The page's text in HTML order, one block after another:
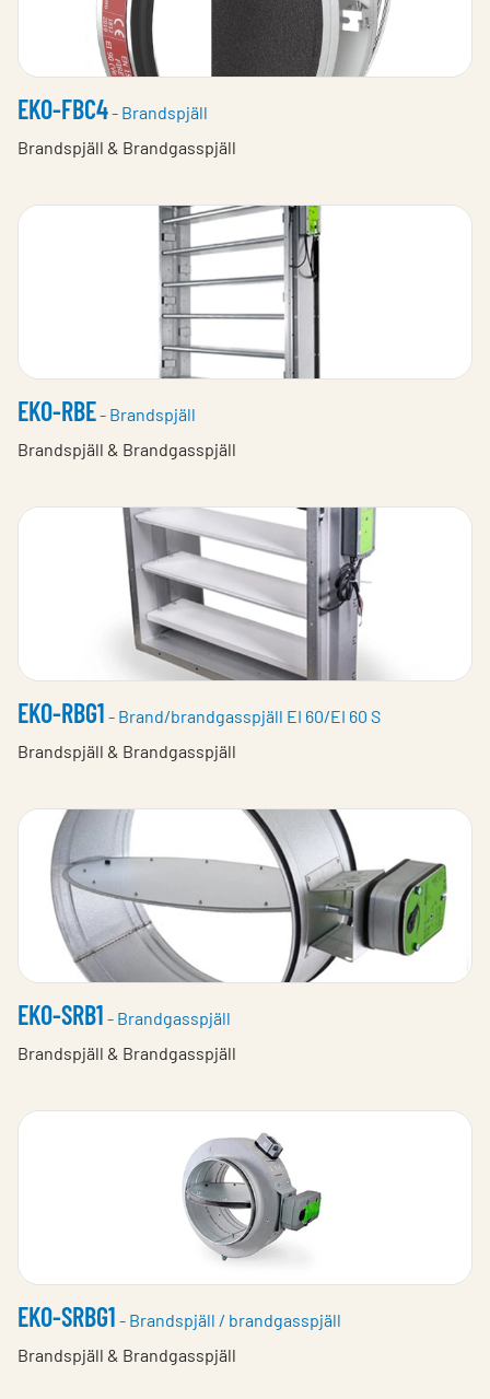
EKO-FBC4- Brandspjäll
Brandspjäll & Brandgasspjäll
EKO-RBE- Brandspjäll
Brandspjäll & Brandgasspjäll
EKO-RBG1 - Brand/brandgasspjäll EI 60/EI 60 S
Brandspjäll & Brandgasspjäll
EKO-SRB1 - Brandgasspjäll
Brandspjäll & Brandgasspjäll
EKO-SRBG1 - Brandspjäll / brandgasspjäll
Brandspjäll & Brandgasspjäll